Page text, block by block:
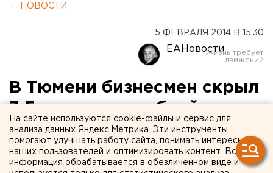
← НОВОСТИ
5 ФЕВРАЛЯ 2014 В 15:30
ЕАНовости
В Тюмени бизнесмен скрыл
3,5 миллиона рублей
налогов
Тюменский предприниматель не платил налоги.
На сайте используются cookie-файлы и сервис для
анализа данных Яндекс.Метрика. Эти инструменты
помогают улучшать работу сайта, понимать интересы
наших пользователей и оптимизировать контент. Вся
информация обрабатывается в обезличенном виде и